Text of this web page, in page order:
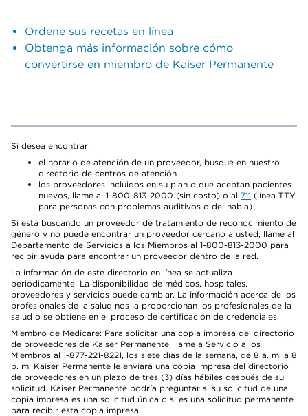
Ordene sus recetas en línea
Obtenga más información sobre cómo
convertirse en miembro de Kaiser Permanente
Si desea encontrar:
el horario de atención de un proveedor, busque en nuestro
directorio de centros de atención
los proveedores incluidos en su plan o que aceptan pacientes
nuevos, llame al 1-800-813-2000 (sin costo) o al 711 (línea TTY
para personas con problemas auditivos o del habla)
Si está buscando un proveedor de tratamiento de reconocimiento de
género y no puede encontrar un proveedor cercano a usted, llame al
Departamento de Servicios a los Miembros al 1-800-813-2000 para
recibir ayuda para encontrar un proveedor dentro de la red.
La información de este directorio en línea se actualiza
periódicamente. La disponibilidad de médicos, hospitales,
proveedores y servicios puede cambiar. La información acerca de los
profesionales de la salud nos la proporcionan los profesionales de la
salud o se obtiene en el proceso de certificación de credenciales.
Miembro de Medicare: Para solicitar una copia impresa del directorio
de proveedores de Kaiser Permanente, llame a Servicio a los
Miembros al 1-877-221-8221, los siete días de la semana, de 8 a. m. a 8
p. m. Kaiser Permanente le enviará una copia impresa del directorio
de proveedores en un plazo de tres (3) días hábiles después de su
solicitud. Kaiser Permanente podría preguntar si su solicitud de una
copia impresa es una solicitud única o si es una solicitud permanente
para recibir esta copia impresa.